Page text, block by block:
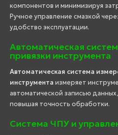
компонентов и минимизируя
Ручное управление смазкой
удобство эксплуатации.
Автоматическая
привязки инструмента
Автоматическая система
инструмента измеряет
автоматической записью
повышая точность обработки.
Система ЧПУ и